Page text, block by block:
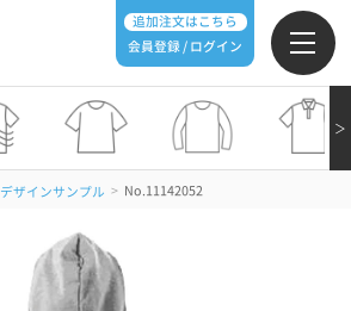
追加注文はこちら
会員登録 / ログイン
＞
デザインサンプル > No.11142052